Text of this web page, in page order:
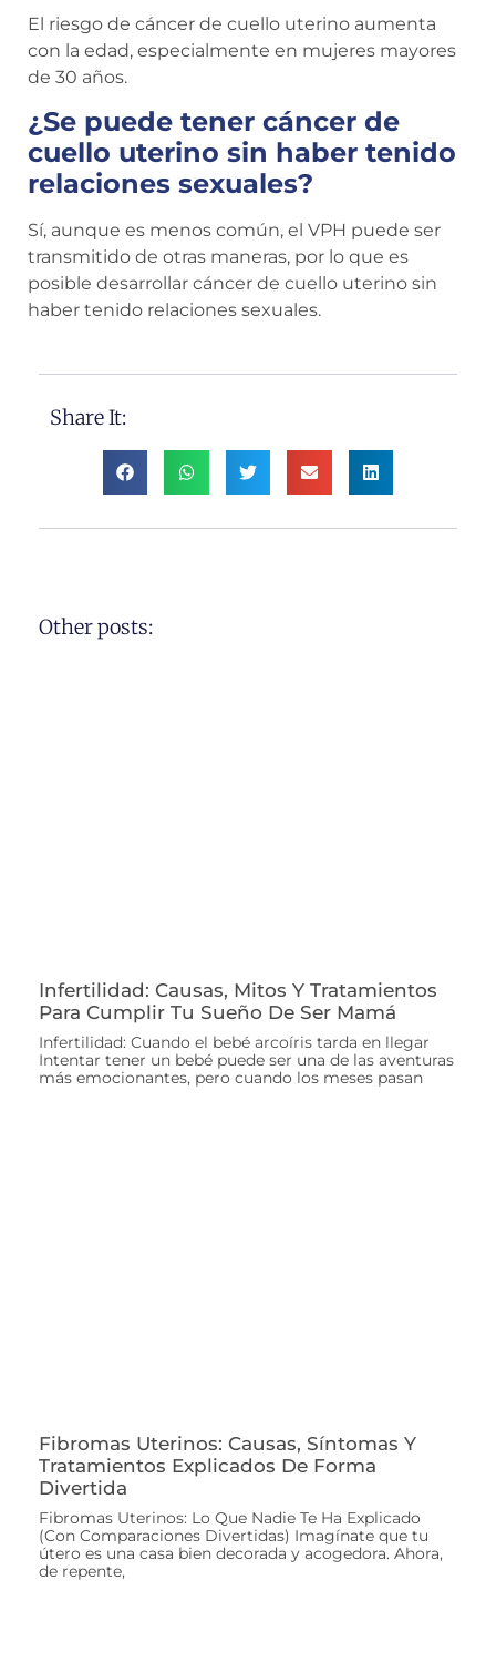
El riesgo de cáncer de cuello uterino aumenta
con la edad, especialmente en mujeres mayores
de 30 años.
¿Se puede tener cáncer de
cuello uterino sin haber tenido
relaciones sexuales?
Sí, aunque es menos común, el VPH puede ser
transmitido de otras maneras, por lo que es
posible desarrollar cáncer de cuello uterino sin
haber tenido relaciones sexuales.
Share It:
Other posts:
Infertilidad: Causas, Mitos Y Tratamientos
Para Cumplir Tu Sueño De Ser Mamá
Infertilidad: Cuando el bebé arcoíris tarda en llegar
Intentar tener un bebé puede ser una de las aventuras
más emocionantes, pero cuando los meses pasan
Fibromas Uterinos: Causas, Síntomas Y
Tratamientos Explicados De Forma
Divertida
Fibromas Uterinos: Lo Que Nadie Te Ha Explicado
(Con Comparaciones Divertidas) Imagínate que tu
útero es una casa bien decorada y acogedora. Ahora,
de repente,